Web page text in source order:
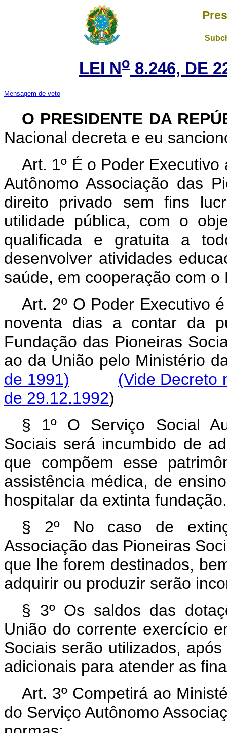
LEI No 8.246, DE
Mensagem de veto
O PRESIDENTE DA
Nacional decreta e eu
Art. 1º É o Poder
Autônomo Associação das
direito privado sem fins
utilidade pública, com o
qualificada e gratuita a
desenvolver atividades
saúde, em cooperação com o
Art. 2º O Poder Executivo
noventa dias a contar da
Fundação das Pioneiras
ao da União pelo
de 1991)
(Vide Decreto
de 29.12.1992)
§ 1º O Serviço Social
Sociais será incumbido de
que compõem esse
assistência médica, de
hospitalar da extinta fundação.
§ 2º No caso de
Associação das Pioneiras
que lhe forem destinados,
adquirir ou produzir serão
§ 3º Os saldos das
União do corrente exercício
Sociais serão utilizados,
adicionais para atender as
Art. 3º Competirá ao
do Serviço Autônomo